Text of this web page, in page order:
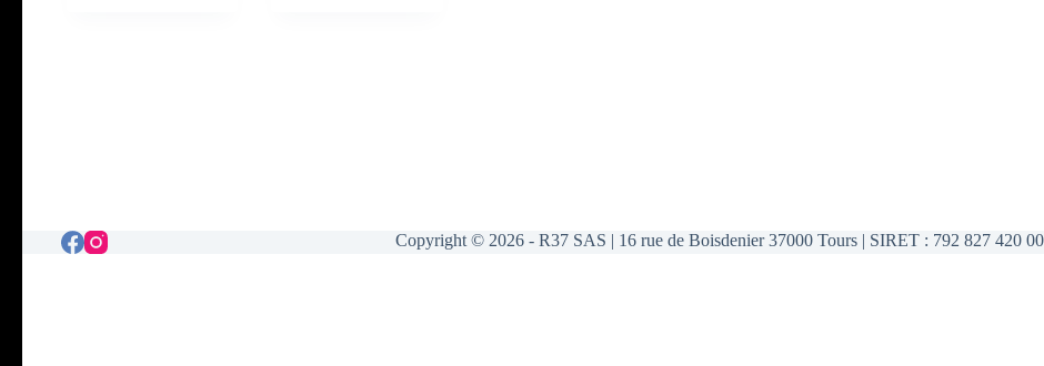
Copyright © 2026 - R37 SAS | 16 rue de Boisdenier 37000 Tours | SIRET : 792 827 420